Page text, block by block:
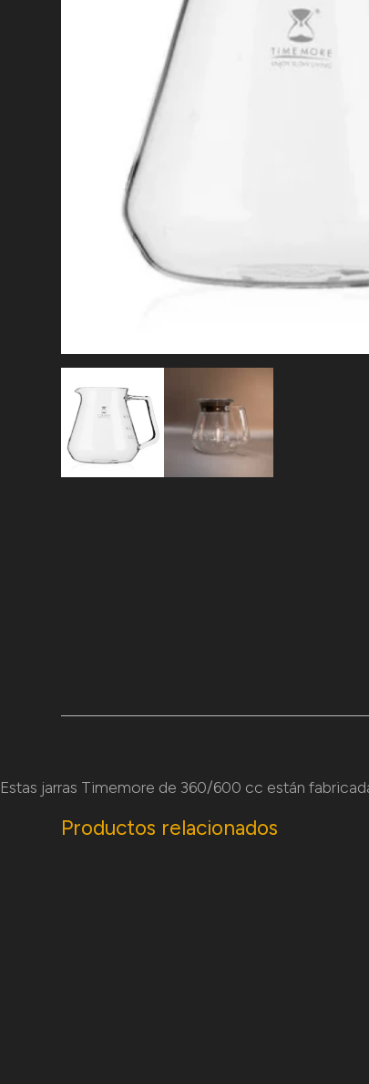
Estas jarras Timemore de 360/600 cc están
Productos relacionados